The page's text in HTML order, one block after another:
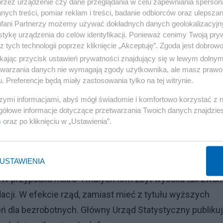
kolejnych rządów, jest to, że po prostu ten rozdźwięk
opodatkowania po prostu jest taki, że ogranicza się
oszustwa, ale obciążeń nałożonych na pracę. Gdyby
związane z bezrobociem. Jednak już dziś skutki
przypadku mikro- i małych firm zbyt wysoka tak
W efekcie rząd, zamiast mieć z tytułu wyższych
dla bezrobotnych. Główny Urząd Statystyczny
treści, pomiar reklam i treści, badanie odbiorców oraz
Partnerzy możemy używać dokładnych danych
urządzenia do celów identyfikacji. Ponieważ cenimy Twoją
tych technologii poprzez kliknięcie „Akceptuję”. Zgoda jest
przycisk ustawień prywatności znajdujący się w lewym
danych nie wymagają zgody użytkownika, ale masz
Preferencje będą miały zastosowania tylko na tej witrynie.
informacjami, abyś mógł świadomie i komfortowo korzystać z
informacje dotyczące przetwarzania Twoich danych
oraz po kliknięciu w „Ustawienia”.
USTAWIENIA